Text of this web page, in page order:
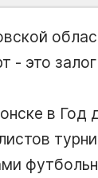
- это
в